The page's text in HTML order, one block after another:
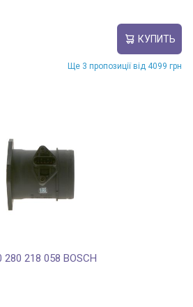
КУПИТЬ
Ще 3 пропозиції від 4099 грн
218 058 BOSCH